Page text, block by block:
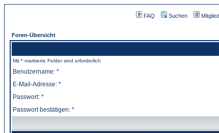
FAQ Suchen
Foren-Übersicht
Mit * markierte Felder sind erforderlich
Benutzername: *
E-Mail-Adresse: *
Passwort: *
Passwort bestätigen: *